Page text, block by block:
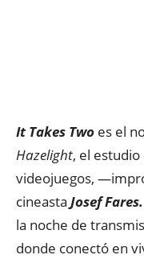
It Takes Two es el
Hazelight, el
videojuegos,
cineasta Josef Fares.
la noche de
donde conectó en